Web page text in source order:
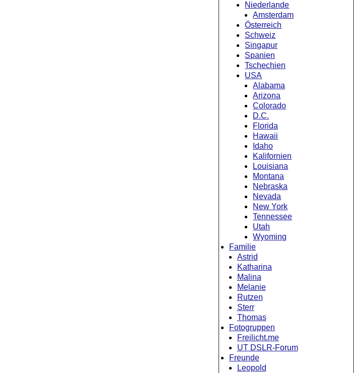
Niederlande
Amsterdam
Österreich
Schweiz
Singapur
Spanien
Tschechien
USA
Alabama
Arizona
Colorado
D.C.
Florida
Hawaii
Idaho
Kalifornien
Louisiana
Montana
Nebraska
Nevada
New York
Tennessee
Utah
Wyoming
Familie
Astrid
Katharina
Malina
Melanie
Rutzen
Sterr
Thomas
Fotogruppen
Freilicht.me
UT DSLR-Forum
Freunde
Leopold